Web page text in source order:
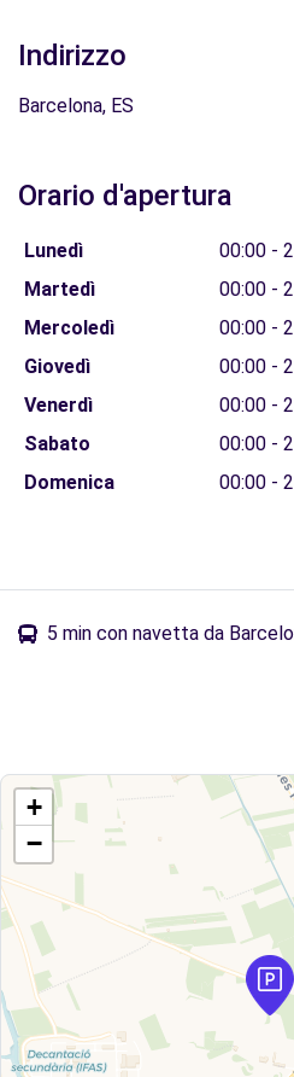
Indirizzo
Barcelona, ES
Orario d'apertura
Lunedì
00:00 -
Martedì
00:00 -
Mercoledì
00:00 -
Giovedì
00:00 -
Venerdì
00:00 -
Sabato
00:00 -
Domenica
00:00 -
5 min con navetta da
+
−